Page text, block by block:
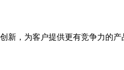
，为客户提供更有竞争力的产